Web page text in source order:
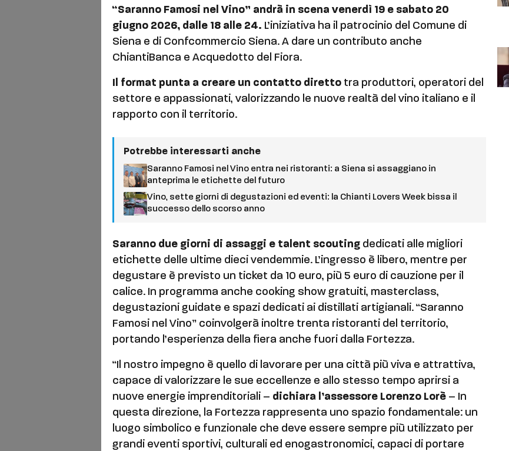
“Saranno Famosi nel Vino” andrà in scena venerdì 19 e sabato 20
giugno 2026, dalle 18 alle 24. L’iniziativa ha il patrocinio del Comune di
Siena e di Confcommercio Siena. A dare un contributo anche
ChiantiBanca e Acquedotto del Fiora.
Il format punta a creare un contatto diretto tra produttori, operatori del
settore e appassionati, valorizzando le nuove realtà del vino italiano e il
rapporto con il territorio.
Potrebbe interessarti anche
Saranno Famosi nel Vino entra nei ristoranti: a Siena si assaggiano in
anteprima le etichette del futuro
Vino, sette giorni di degustazioni ed eventi: la Chianti Lovers Week bissa il
successo dello scorso anno
Saranno due giorni di assaggi e talent scouting dedicati alle migliori
etichette delle ultime dieci vendemmie. L’ingresso è libero, mentre per
degustare è previsto un ticket da 10 euro, più 5 euro di cauzione per il
calice. In programma anche cooking show gratuiti, masterclass,
degustazioni guidate e spazi dedicati ai distillati artigianali. “Saranno
Famosi nel Vino” coinvolgerà inoltre trenta ristoranti del territorio,
portando l’esperienza della fiera anche fuori dalla Fortezza.
“Il nostro impegno è quello di lavorare per una città più viva e attrattiva,
capace di valorizzare le sue eccellenze e allo stesso tempo aprirsi a
nuove energie imprenditoriali – dichiara l’assessore Lorenzo Lorè – In
questa direzione, la Fortezza rappresenta uno spazio fondamentale: un
luogo simbolico e funzionale che deve essere sempre più utilizzato per
grandi eventi sportivi, culturali ed enogastronomici, capaci di portare